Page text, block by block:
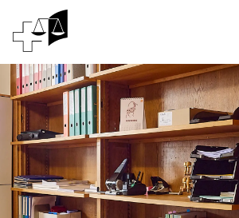
Jurisprudence
Tribunal fédéral
Travailler au Tribunal fédéral